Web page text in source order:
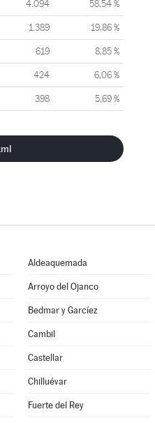
4.094 58,54 %
1.389 19,86 %
619 8,85 %
424 6,06 %
398 5,69 %
Aldeaquemada
Arroyo del Ojanco
Bedmar y Garcíez
Cambil
Castellar
Chilluévar
Fuerte del Rey